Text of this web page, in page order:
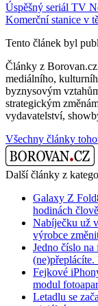
Úspěšný seriál TV
Komerční stanice v
Tento článek byl
Články z
mediálního,
byznysovým
strategickým
vydavatelství,
Všechny články
Další články z
Galaxy Z
hodinách
Nabíječku už
výrobce
Jedno číslo na
Fejkové
modul
Letadlu se